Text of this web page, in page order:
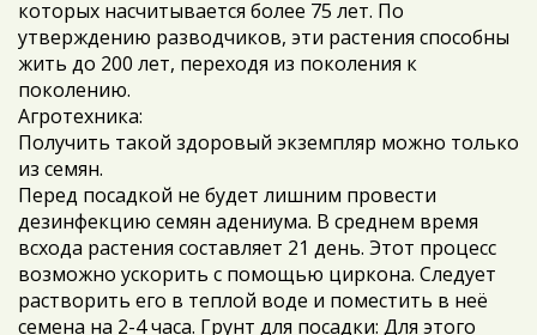
которых насчитывается более 75 лет. По
утверждению разводчиков, эти растения способны
жить до 200 лет, переходя из поколения к
поколению.
Агротехника:
Получить такой здоровый экземпляр можно только
из семян.
Перед посадкой не будет лишним провести
дезинфекцию семян адениума. В среднем время
всхода растения составляет 21 день. Этот процесс
возможно ускорить с помощью циркона. Следует
растворить его в теплой воде и поместить в неё
семена на 2-4 часа. Грунт для посадки: Для этого